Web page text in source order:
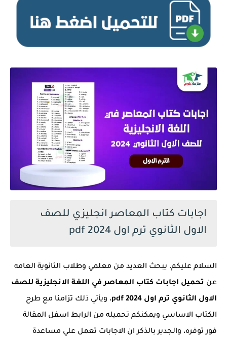
اجابات كتاب المعاصر انجليزي للصف
الاول الثانوي ترم اول 2024 pdf
السلام عليكم، يبحث العديد من معلمي وطلاب الثانوية العامه
عن تحميل اجابات كتاب المعاصر في اللغة الانجليزية للصف
الاول الثانوي ترم اول 2024 pdf
، ويأتي ذلك تزامنا مع طرح
الكتاب الاساسي ويمكنكم تحميله من الرابط اسفل المقالة
فور توفره، والجدير بالذكر ان الاجابات تعمل علي مساعدة